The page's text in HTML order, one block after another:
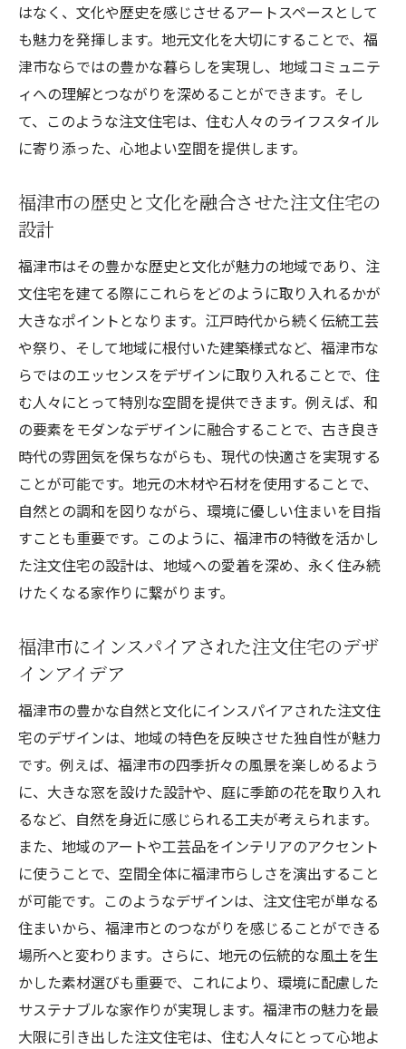
はなく、文化や歴史を感じさせるアートスペースとして
も魅力を発揮します。地元文化を大切にすることで、福
津市ならではの豊かな暮らしを実現し、地域コミュニテ
ィへの理解とつながりを深めることができます。そし
て、このような注文住宅は、住む人々のライフスタイル
に寄り添った、心地よい空間を提供します。
福津市の歴史と文化を融合させた注文住宅の
設計
福津市はその豊かな歴史と文化が魅力の地域であり、注
文住宅を建てる際にこれらをどのように取り入れるかが
大きなポイントとなります。江戸時代から続く伝統工芸
や祭り、そして地域に根付いた建築様式など、福津市な
らではのエッセンスをデザインに取り入れることで、住
む人々にとって特別な空間を提供できます。例えば、和
の要素をモダンなデザインに融合することで、古き良き
時代の雰囲気を保ちながらも、現代の快適さを実現する
ことが可能です。地元の木材や石材を使用することで、
自然との調和を図りながら、環境に優しい住まいを目指
すことも重要です。このように、福津市の特徴を活かし
た注文住宅の設計は、地域への愛着を深め、永く住み続
けたくなる家作りに繋がります。
福津市にインスパイアされた注文住宅のデザ
インアイデア
福津市の豊かな自然と文化にインスパイアされた注文住
宅のデザインは、地域の特色を反映させた独自性が魅力
です。例えば、福津市の四季折々の風景を楽しめるよう
に、大きな窓を設けた設計や、庭に季節の花を取り入れ
るなど、自然を身近に感じられる工夫が考えられます。
また、地域のアートや工芸品をインテリアのアクセント
に使うことで、空間全体に福津市らしさを演出すること
が可能です。このようなデザインは、注文住宅が単なる
住まいから、福津市とのつながりを感じることができる
場所へと変わります。さらに、地元の伝統的な風土を生
かした素材選びも重要で、これにより、環境に配慮した
サステナブルな家作りが実現します。福津市の魅力を最
大限に引き出した注文住宅は、住む人々にとって心地よ